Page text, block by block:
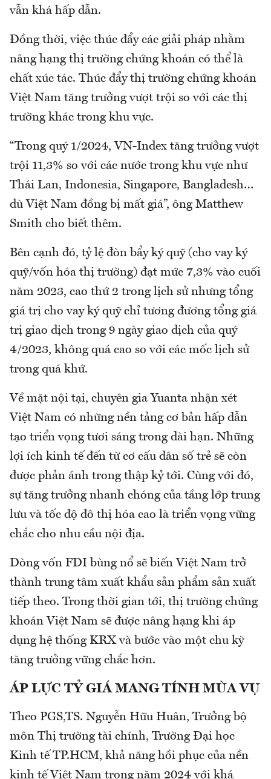
vẫn khá hấp dẫn.
Đồng thời, việc thúc đẩy các giải pháp nhằm
nâng hạng thị trường chứng khoán có thể là
chất xúc tác. Thúc đẩy thị trường chứng khoán
Việt Nam tăng trưởng vượt trội so với các thị
trường khác trong khu vực.
“Trong quý 1/2024, VN-Index tăng trưởng vượt
trội 11,3% so với các nước trong khu vực như
Thái Lan, Indonesia, Singapore, Bangladesh…
dù Việt Nam đồng bị mất giá”, ông Matthew
Smith cho biết thêm.
Bên cạnh đó, tỷ lệ đòn bẩy ký quỹ (cho vay ký
quỹ/vốn hóa thị trường) đạt mức 7,3% vào cuối
năm 2023, cao thứ 2 trong lịch sử nhưng tổng
giá trị cho vay ký quỹ chỉ tương đương tổng giá
trị giao dịch trong 9 ngày giao dịch của quý
4/2023, không quá cao so với các mốc lịch sử
trong quá khứ.
Về mặt nội tại, chuyên gia Yuanta nhận xét
Việt Nam có những nền tảng cơ bản hấp dẫn
tạo triển vọng tươi sáng trong dài hạn. Những
lợi ích kinh tế đến từ cơ cấu dân số trẻ sẽ còn
được phản ánh trong thập kỷ tới. Cùng với đó,
sự tăng trưởng nhanh chóng của tầng lớp trung
lưu và tốc độ đô thị hóa cao là triển vọng vững
chắc cho nhu cầu nội địa.
Dòng vốn FDI bùng nổ sẽ biến Việt Nam trở
thành trung tâm xuất khẩu sản phẩm sản xuất
tiếp theo. Trong thời gian tới, thị trường chứng
khoán Việt Nam sẽ được nâng hạng khi áp
dụng hệ thống KRX và bước vào một chu kỳ
tăng trưởng vững chắc hơn.
ÁP LỰC TỶ GIÁ MANG TÍNH MÙA VỤ
Theo PGS,TS. Nguyễn Hữu Huân, Trưởng bộ
môn Thị trường tài chính, Trường Đại học
Kinh tế TP.HCM, khả năng hồi phục của nền
kinh tế Việt Nam trong năm 2024 với khá